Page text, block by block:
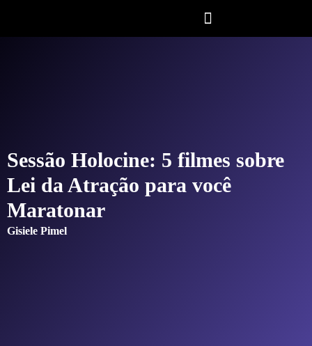
Sessão Holocine: 5 filmes sobre
Lei da Atração para você
Maratonar
Gisiele Pimel